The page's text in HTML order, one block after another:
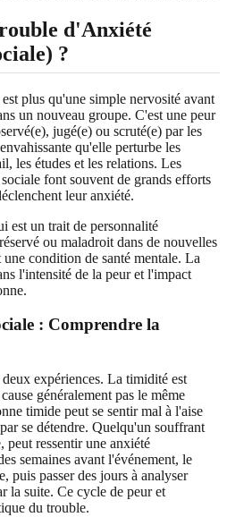
d'Anxiété
?
plus qu'une simple nervosité avant
un nouveau groupe. C'est une peur
jugé(e) ou scruté(e) par les
qu'elle perturbe les
les études et les relations. Les
font souvent de grands efforts
leur anxiété.
est un trait de personnalité
ou maladroit dans de nouvelles
condition de santé mentale. La
l'intensité de la peur et l'impact
: Comprendre la
expériences. La timidité est
généralement pas le même
timide peut se sentir mal à l'aise
se détendre. Quelqu'un souffrant
peut ressentir une anxiété
semaines avant l'événement, le
puis passer des jours à analyser
la suite. Ce cycle de peur et
du trouble.